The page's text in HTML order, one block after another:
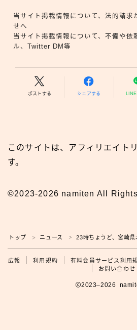
広報
当サイト掲載情報について、法的請
せへ
当サイト掲載情報について、不備や
ル、Twitter DM等
ポストする シェアする
このサイトは、アフィリエイト
す。
©2023-2026 namiten All
トップ ＞ ニュース ＞ 23時ちょうど、宮崎
広報 利用規約 有料会員サービス利用
お問い合わせ
2023–2026